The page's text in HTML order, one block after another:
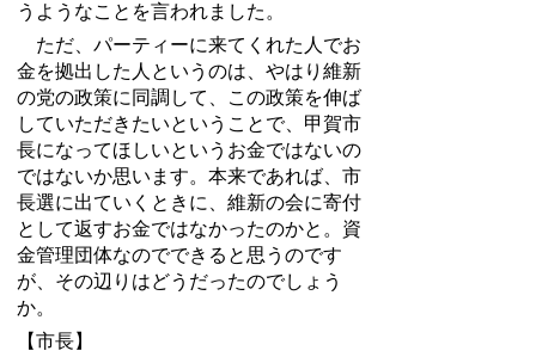
うようなことを言われました。
ただ、パーティーに来てくれた人でお
金を拠出した人というのは、やはり維新
の党の政策に同調して、この政策を伸ば
していただきたいということで、甲賀市
長になってほしいというお金ではないの
ではないか思います。本来であれば、市
長選に出ていくときに、維新の会に寄付
として返すお金ではなかったのかと。資
金管理団体なのでできると思うのです
が、その辺りはどうだったのでしょう
か。
【市長】